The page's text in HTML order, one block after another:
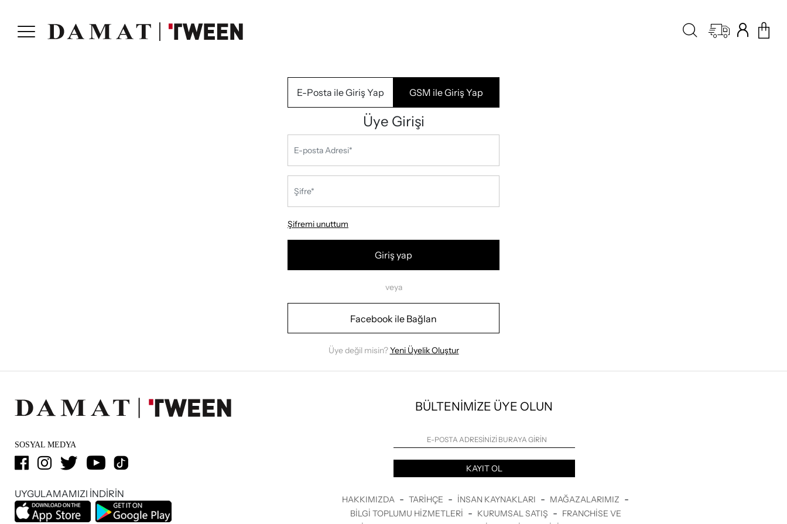
E-Posta ile Giriş Yap GSM ile Giriş Yap
Üye Girişi
Şifremi unuttum
Giriş yap
veya
Facebook ile Bağlan
Üye değil misin?Yeni Üyelik Oluştur
SOSYAL MEDYA
UYGULAMAMIZI İNDİRİN
BÜLTENİMİZE ÜYE OLUN
KAYIT OL
HAKKIMIZDA - TARIHÇE - İNSAN KAYNAKLARI - MAĞAZALARIMIZ -
BILGI TOPLUMU HIZMETLERI - KURUMSAL SATIŞ - FRANCHISE VE